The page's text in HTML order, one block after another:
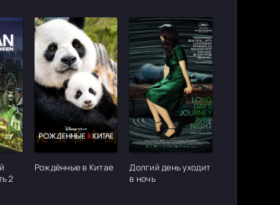
2
[/xfgiven_cvh_poster_urlcvh_poster_url]
Рождённые в Китае
[/
Долгий день уходит
в ночь